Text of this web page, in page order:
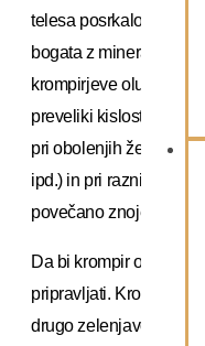
telesa posrkalo
bogata z mineralnimi
krompirjeve olupke pa
preveliki kislosti
pri obolenjih želodca in
ipd.) in pri raznih
povečano znojenje ipd.).
Da bi krompir obdržal
pripravljati. Krompir
drugo zelenjavo. Da bi